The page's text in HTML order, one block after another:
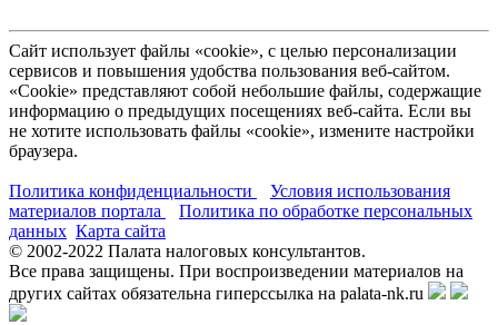
Сайт использует файлы «cookie», с целью персонализации
сервисов и повышения удобства пользования веб-сайтом.
«Cookie» представляют собой небольшие файлы, содержащие
информацию о предыдущих посещениях веб-сайта. Если вы
не хотите использовать файлы «cookie», измените настройки
браузера.
Политика конфиденциальности
Условия использования
материалов портала
Политика по обработке персональных
данных Карта сайта
© 2002-2022 Палата налоговых консультантов.
Все права защищены. При воспроизведении материалов на
других сайтах обязательна гиперссылка на palata-nk.ru